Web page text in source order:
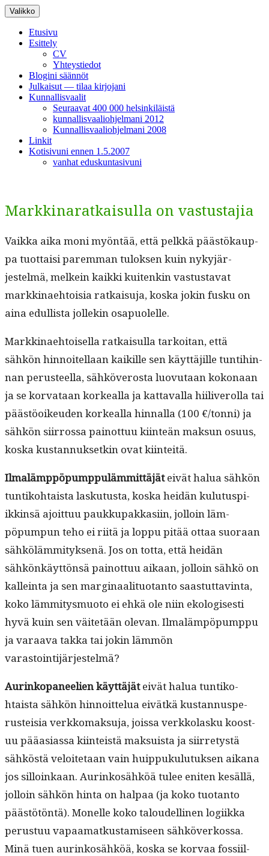
Siirry
sisältöön
Valikko
Etusivu
Esittely
CV
Yhteystiedot
Blogini säännöt
Julkaisut — tilaa kirjojani
Kunnallisvaalit
Seuraavat 400 000 helsinkiläistä
kunnallisvaaliohjelmani 2012
Kunnallisvaaliohjelmani 2008
Linkit
Kotisivuni ennen 1.5.2007
vanhat eduskuntasivuni
Markkinaratkaisulla on vastustajia
Vaik­ka aika moni myön­tää, että pelkkä päästökaup­
pa tuot­taisi parem­man tulok­sen kuin nykyjär­
jestelmä, melkein kaik­ki kuitenkin vas­tus­ta­vat
markki­nae­htoisia ratkaisu­ja, kos­ka jokin fusku on
aina edullista jollekin osapuolelle.
Markki­nae­htoisel­la ratkaisul­la tarkoi­tan, että
sähkön hin­noitel­laan kaikille sen käyt­täjille tun­ti­hin­
nan perus­teel­la, sähköveros­ta luovu­taan kokon­aan
ja se kor­vataan korkeal­la ja kat­taval­la hiiliv­erol­la tai
päästöoikeu­den korkeal­la hin­nal­la (100 €/tonni) ja
sähkön siir­rossa pain­ot­tuu kiin­teän mak­sun osu­us,
kos­ka kus­tan­nuk­setkin ovat kiinteitä.
Ilmalämp­pöpump­puläm­mit­täjäteivät halua sähkön
tun­tiko­htaista lasku­tus­ta, kos­ka hei­dän kulu­tus­pi­
ikkin­sä ajoit­tuu paukku­pakkasi­in, jol­loin läm­
pöpumpun teho ei riitä ja lop­pu pitää ottaa suo­raan
sähköläm­mi­tyk­senä. Jos on tot­ta, että hei­dän
sähkönkäyt­tön­sä pain­ot­tuu aikaan, jol­loin sähkö on
kallein­ta ja sen mar­gin­aal­i­tuotan­to saas­tut­tavin­ta,
koko läm­mi­tys­muo­to ei ehkä ole niin ekol­o­gis­es­ti
hyvä kuin sen väitetään ole­van. Ilmaläm­pöpump­pu
ja varaa­va tak­ka tai jokin läm­mön
varastointijärjestelmä?
Aurinkopa­neel­ien käyt­täjäteivät halua tun­tiko­
htaista sähkön hin­noit­telua eivätkä kus­tan­nus­pe­
rusteisia verkko­mak­su­ja, jois­sa verkko­lasku koos­t­
uu pääasi­as­sa kiin­teistä mak­su­ista ja siir­re­tys­tä
sähköstä veloite­taan vain huip­puku­lu­tuk­sen aikana
jos sil­loinkaan. Aurinkosähköä tulee eniten kesäl­lä,
jol­loin sähkön hin­ta on hal­paa (ja koko tuotan­to
päästötön­tä). Mon­elle koko taloudelli­nen logi­ik­ka
perus­tuu vapaa­matkus­tamiseen sähköverkos­sa.
Minä tuen aurinkosähköä, kos­ka se kor­vaa fos­si­il­